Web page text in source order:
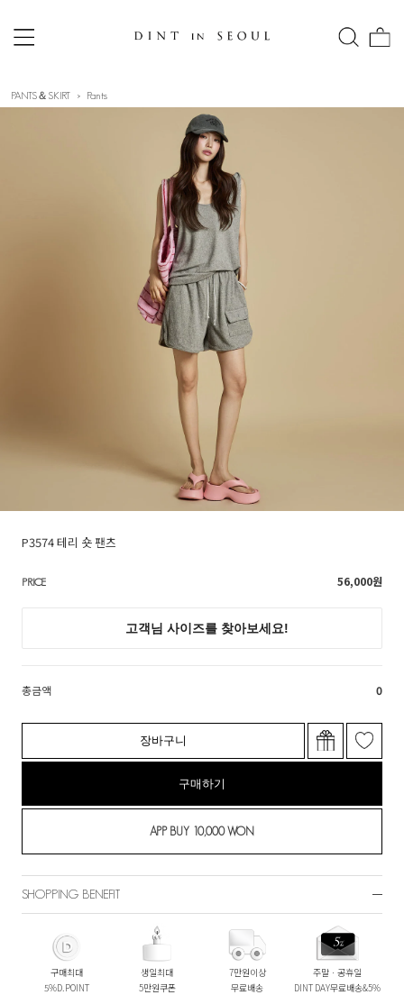
PANTS＆SKIRT Pants
P3574 테리 숏 팬츠
PRICE 56,000원
총금액 0
장바구니
구매하기
SHOPPING BENEFIT
구매최대
5%D.POINT
생일최대
5만원쿠폰
7만원이상
무료배송
주말ㆍ공휴일
DINT DAY무료배송&5%